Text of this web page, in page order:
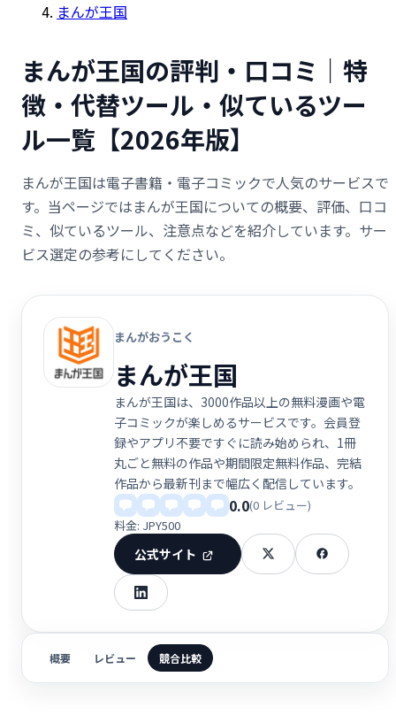
まんが王国
まんが王国の評判・口コミ｜特
徴・代替ツール・似ているツー
ル一覧【2026年版】
まんが王国は電子書籍・電子コミックで人気のサービスで
す。当ページではまんが王国についての概要、評価、口コ
ミ、似ているツール、注意点などを紹介しています。サー
ビス選定の参考にしてください。
まんがおうこく
まんが王国
まんが王国は、3000作品以上の無料漫画や電
子コミックが楽しめるサービスです。会員登
録やアプリ不要ですぐに読み始められ、1冊
丸ごと無料の作品や期間限定無料作品、完結
作品から最新刊まで幅広く配信しています。
0.0(0 レビュー)
料金: JPY500
公式サイト
概要 レビュー 競合比較